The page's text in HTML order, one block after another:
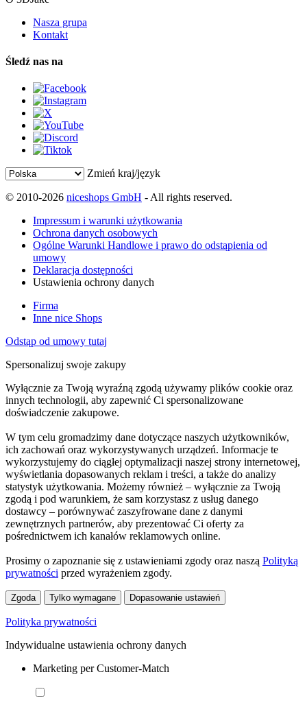
Nasza grupa
Kontakt
Śledź nas na
Zmień kraj/język
© 2010-2026 niceshops GmbH - All rights reserved.
Impressum i warunki użytkowania
Ochrona danych osobowych
Ogólne Warunki Handlowe i prawo do odstąpienia od
umowy
Deklaracja dostępności
Ustawienia ochrony danych
Firma
Inne nice Shops
Odstąp od umowy tutaj
Spersonalizuj swoje zakupy
Wyłącznie za Twoją wyraźną zgodą używamy plików cookie oraz
innych technologii, aby zapewnić Ci spersonalizowane
doświadczenie zakupowe.
W tym celu gromadzimy dane dotyczące naszych użytkowników,
ich zachowań oraz wykorzystywanych urządzeń. Informacje te
wykorzystujemy do ciągłej optymalizacji naszej strony internetowej,
wyświetlania dopasowanych reklam i treści, a także do analizy
statystyk użytkowania. Możemy również – wyłącznie za Twoją
zgodą i pod warunkiem, że sam korzystasz z usług danego
dostawcy – porównywać zaszyfrowane dane z danymi
zewnętrznych partnerów, aby prezentować Ci oferty za
pośrednictwem ich kanałów reklamowych online.
Prosimy o zapoznanie się z ustawieniami zgody oraz naszą Polityką
prywatności przed wyrażeniem zgody.
Zgoda Tylko wymagane Dopasowanie ustawień
Polityka prywatności
Indywidualne ustawienia ochrony danych
Marketing per Customer-Match